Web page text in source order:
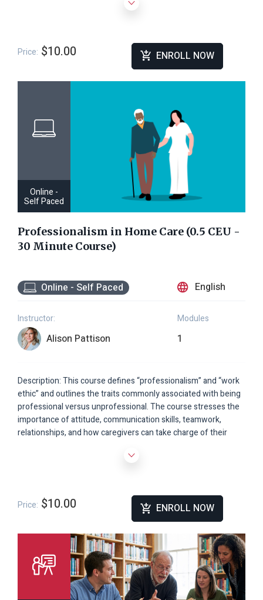
Price: $10.00 ENROLL NOW
Online -
Self Paced
Professionalism in Home Care (0.5 CEU -
30 Minute Course)
Online - Self Paced English
Instructor:
Alison Pattison
Modules
1
Description: This course defines “professionalism” and “work
ethic” and outlines the traits commonly associated with being
professional versus unprofessional. The course stresses the
importance of attitude, communication skills, teamwork,
relationships, and how caregivers can take charge of their
Price: $10.00 ENROLL NOW